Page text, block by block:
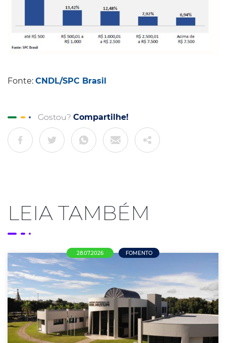
Fonte: CNDL/SPC Brasil
Gostou? Compartilhe!
LEIA TAMBÉM
28.07.2026 FOMENTO
Mais de R$ 21 milhões em oportunidades
para empresas de Nova Mutum